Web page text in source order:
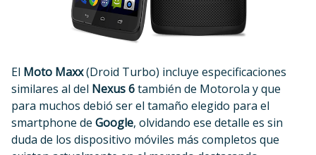
El Moto Maxx(Droid Turbo) incluye especificaciones
similares al del Nexus 6también de Motorola y que
para muchos debió ser el tamaño elegido para el
smartphone de Google, olvidando ese detalle es sin
duda de los dispositivo móviles más completos que